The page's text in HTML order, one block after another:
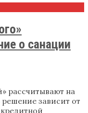
о санации
рассчитывают на
зависит от